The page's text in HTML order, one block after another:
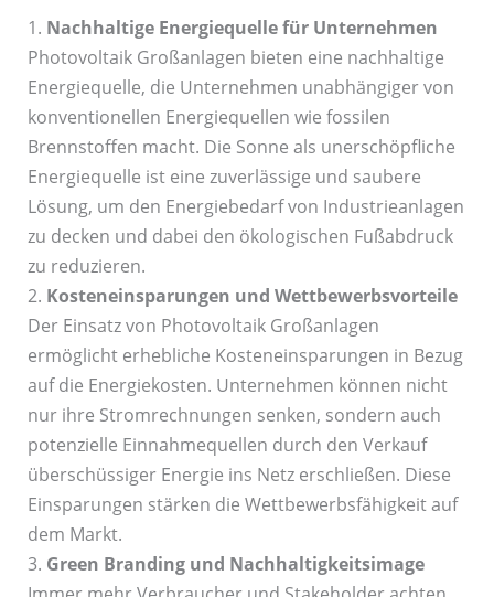
1. Nachhaltige Energiequelle für Unternehmen
Photovoltaik Großanlagen bieten eine nachhaltige
Energiequelle, die Unternehmen unabhängiger von
konventionellen Energiequellen wie fossilen
Brennstoffen macht. Die Sonne als unerschöpfliche
Energiequelle ist eine zuverlässige und saubere
Lösung, um den Energiebedarf von Industrieanlagen
zu decken und dabei den ökologischen Fußabdruck
zu reduzieren.
2. Kosteneinsparungen und Wettbewerbsvorteile
Der Einsatz von Photovoltaik Großanlagen
ermöglicht erhebliche Kosteneinsparungen in Bezug
auf die Energiekosten. Unternehmen können nicht
nur ihre Stromrechnungen senken, sondern auch
potenzielle Einnahmequellen durch den Verkauf
überschüssiger Energie ins Netz erschließen. Diese
Einsparungen stärken die Wettbewerbsfähigkeit auf
dem Markt.
3. Green Branding und Nachhaltigkeitsimage